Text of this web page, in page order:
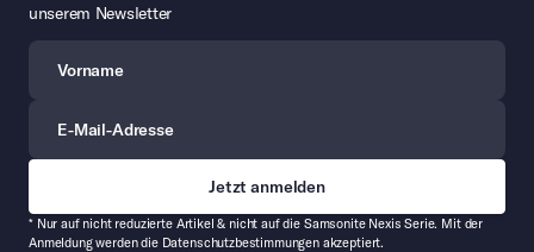
unserem Newsletter
* Nur auf nicht reduzierte Artikel & nicht auf die Samsonite Nexis Serie. Mit der
Anmeldung werden die Datenschutzbestimmungen akzeptiert.